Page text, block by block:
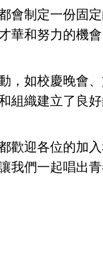
會制定一份固
華和努力的機
，如校慶晚會
組織建立了良
歡迎各位的加
我們一起唱出